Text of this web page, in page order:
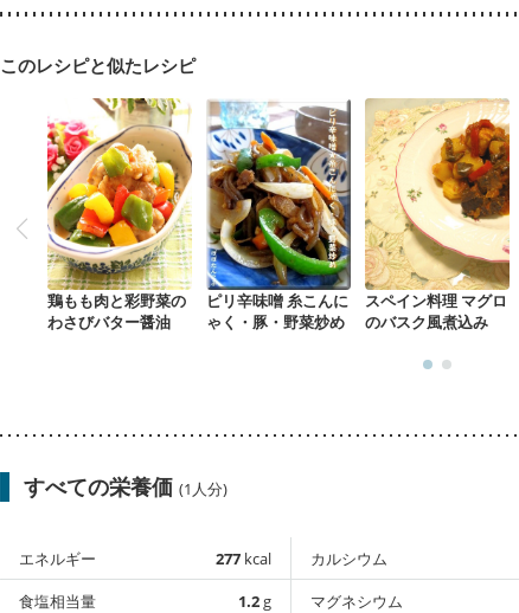
このレシピと似たレシピ
鶏もも肉と彩野菜の
わさびバター醤油
ピリ辛味噌 糸こんに
ゃく・豚・野菜炒め
スペイン料理 マグロ
のバスク風煮込み
すべての栄養価 (1人分)
エネルギー 277 kcal
食塩相当量
1.2g
カルシウム
マグネシウム